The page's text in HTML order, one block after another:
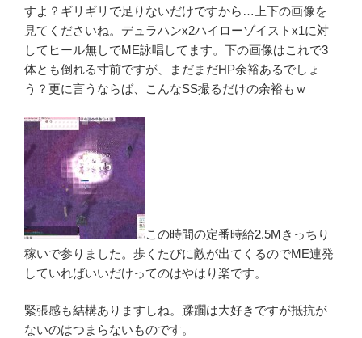
すよ？ギリギリで足りないだけですから…上下の画像を
見てくださいね。デュラハンx2ハイローゾイストx1に対
してヒール無しでME詠唱してます。下の画像はこれで3
体とも倒れる寸前ですが、まだまだHP余裕あるでしょ
う？更に言うならば、こんなSS撮るだけの余裕もｗ
この時間の定番時給2.5Mきっちり
稼いで参りました。歩くたびに敵が出てくるのでME連発
していればいいだけってのはやはり楽です。
緊張感も結構ありますしね。蹂躙は大好きですが抵抗が
ないのはつまらないものです。